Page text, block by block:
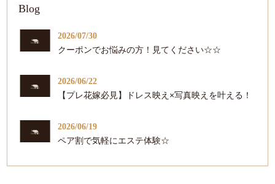
Blog
2026/07/30
クーポンでお悩みの方！見てください☆☆
2026/06/22
【プレ花嫁必見】ドレス映え×写真映えを叶える！
2026/06/19
ペア割で気軽にエステ体験☆